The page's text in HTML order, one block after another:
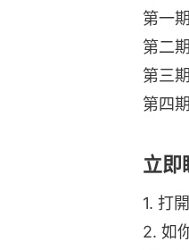
第一
第二
第三
第四
立即
1. 打
2. 如